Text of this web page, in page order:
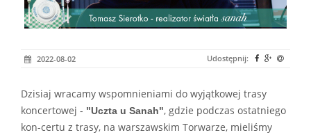
2022-08-02 Udostępnij:
Dzisiaj wracamy wspomnieniami do wyjątkowej trasy
koncertowej - "Uczta u Sanah", gdzie podczas ostatniego
kon-certu z trasy, na warszawskim Torwarze, mieliśmy